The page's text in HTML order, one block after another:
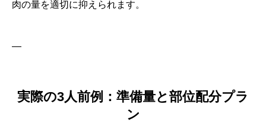
肉の量を適切に抑えられます。
—
実際の3人前例：準備量と部位配分プラ
ン